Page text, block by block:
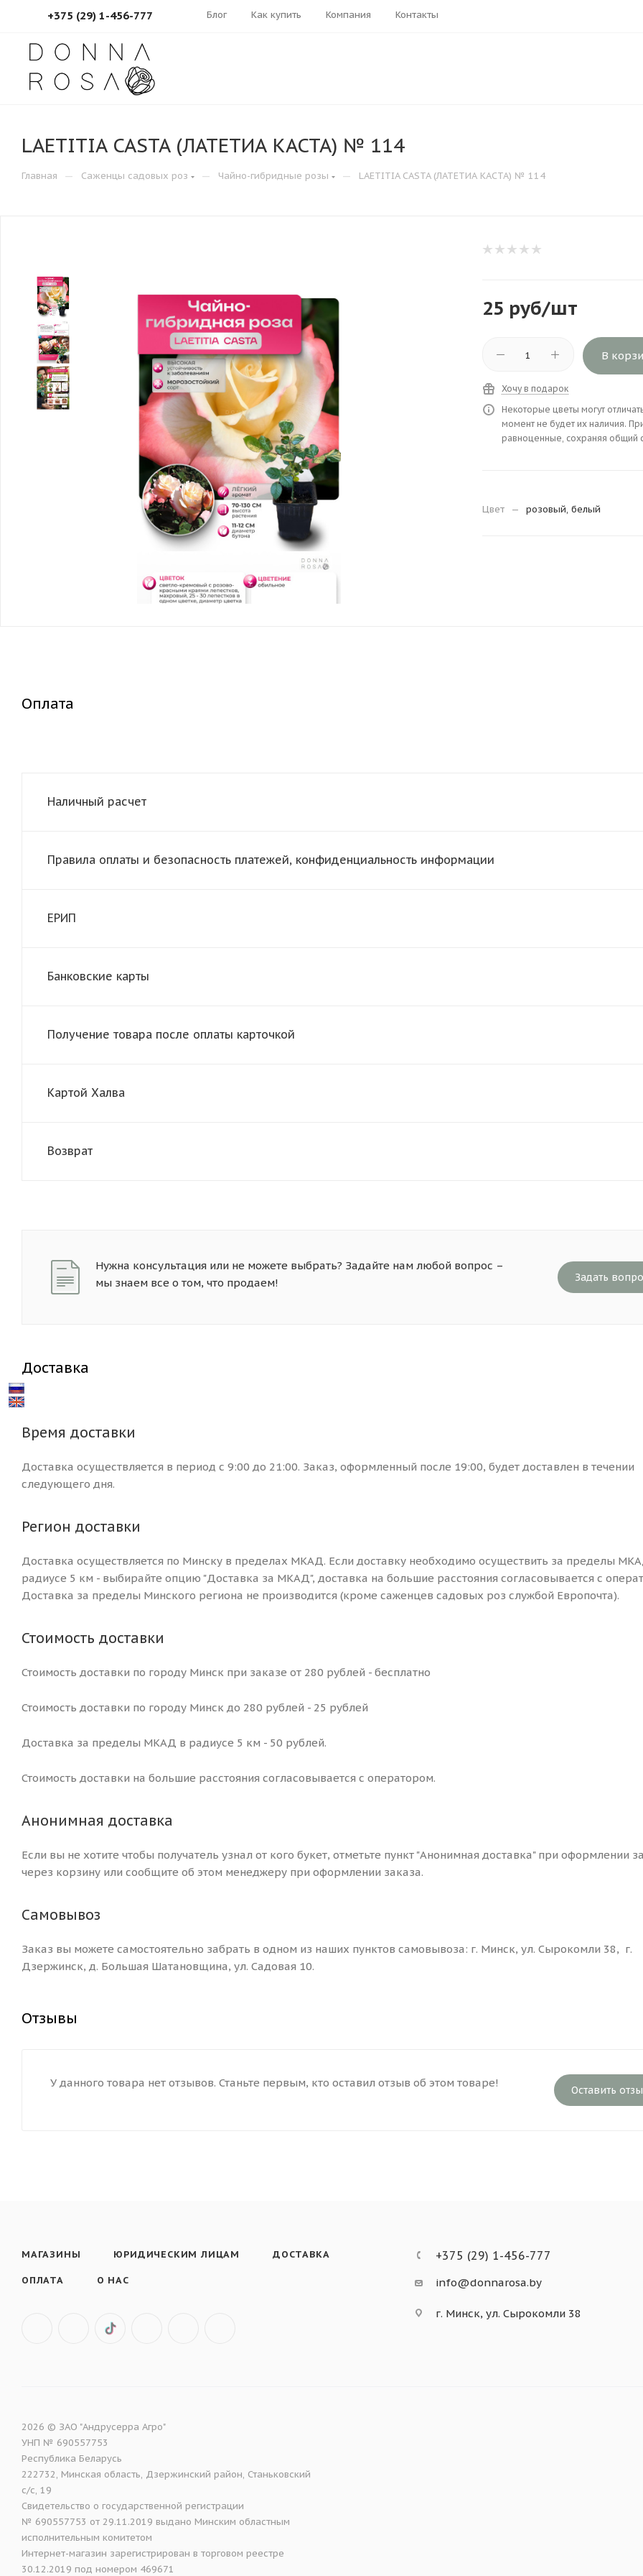
+375 (29) 1-456-777 Блог Как купить Компания Контакты
LAETITIA CASTA (ЛАТЕТИА КАСТА) № 114
Главная — Саженцы садовых роз — Чайно-гибридные розы — LAETITIA CASTA (ЛАТЕТИА КАСТА) № 114
25 руб/шт
В
Хочу в подарок
Некоторые цветы могут
момент не будет их наличия.
равноценные, сохраняя общий
Цвет — розовый, белый
Оплата
Наличный расчет
Правила оплаты и безопасность платежей, конфиденциальность информации
ЕРИП
Банковские карты
Получение товара после оплаты карточкой
Картой Халва
Возврат
Нужна консультация или не можете выбрать? Задайте нам любой вопрос –
мы знаем все о том, что продаем!
Задать
Доставка
Время доставки
Доставка осуществляется в период с 9:00 до 21:00. Заказ, оформленный после 19:00, будет доставлен в течении
следующего дня.
Регион доставки
Доставка осуществляется по Минску в пределах МКАД. Если доставку необходимо осуществить за пределы
радиусе 5 км - выбирайте опцию "Доставка за МКАД", доставка на большие расстояния согласовывается с
Доставка за пределы Минского региона не производится (кроме саженцев садовых роз службой Европочта).
Стоимость доставки
Стоимость доставки по городу Минск при заказе от 280 рублей - бесплатно
Стоимость доставки по городу Минск до 280 рублей - 25 рублей
Доставка за пределы МКАД в радиусе 5 км - 50 рублей.
Стоимость доставки на большие расстояния согласовывается с оператором.
Анонимная доставка
Если вы не хотите чтобы получатель узнал от кого букет, отметьте пункт "Анонимная доставка" при оформлении
через корзину или сообщите об этом менеджеру при оформлении заказа.
Самовывоз
Заказ вы можете самостоятельно забрать в одном из наших пунктов самовывоза: г. Минск, ул. Сырокомли 38, г.
Дзержинск, д. Большая Шатановщина, ул. Садовая 10.
Отзывы
Оставить
У данного товара нет отзывов. Станьте первым, кто оставил отзыв об этом товаре!
МАГАЗИНЫ ЮРИДИЧЕСКИМ ЛИЦАМ ДОСТАВКА
ОПЛАТА О НАС
+375 (29) 1-456-777
info@donnarosa.by
г. Минск, ул. Сырокомли 38
2026 © ЗАО "Андрусерра Агро"
УНП № 690557753
Республика Беларусь
222732, Минская область, Дзержинский район, Станьковский
с/с, 19
Свидетельство о государственной регистрации
№ 690557753 от 29.11.2019 выдано Минским областным
исполнительным комитетом
Интернет-магазин зарегистрирован в торговом реестре
30.12.2019 под номером 469671